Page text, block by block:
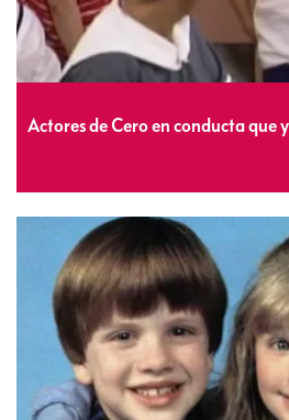
Actores de Cero en conducta que